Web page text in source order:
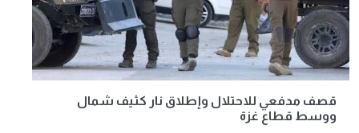
قصف مدفعي للاحتلال وإطلاق نار كثيف شمال
ووسط قطاع غزة